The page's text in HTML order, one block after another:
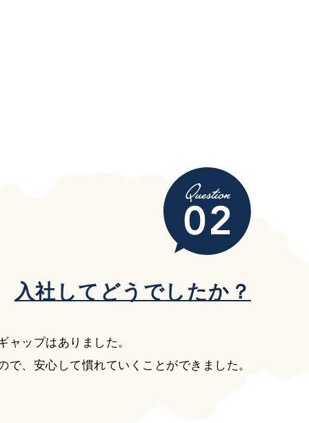
入社してどうでしたか？
ャップはありました。
、安心して慣れていくことができました。